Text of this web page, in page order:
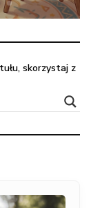
skorzystaj z